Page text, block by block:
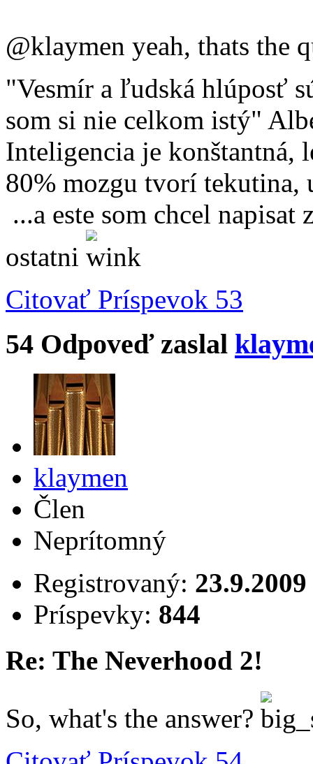
@klaymen yeah, thats the
"Vesmír a ľudská hlúposť
som si nie celkom istý"
Inteligencia je konštantná,
80% mozgu tvorí
...a este som chcel
ostatni
Citovať Príspevok 53
54 Odpoveď zaslal
klaymen
Člen
Neprítomný
Registrovaný: 23.9.2009
Príspevky: 844
Re: The Neverhood 2!
So, what's the answer?